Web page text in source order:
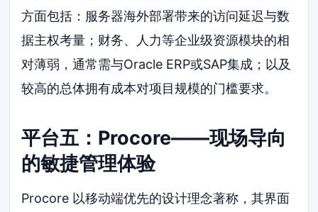
方面包括：服务器海外部署带来的访问延迟与数
据主权考量；财务、人力等企业级资源模块的相
对薄弱，通常需与Oracle ERP或SAP集成；以及
较高的总体拥有成本对项目规模的门槛要求。
平台五：Procore——现场导向
的敏捷管理体验
Procore 以移动端优先的设计理念著称，其界面